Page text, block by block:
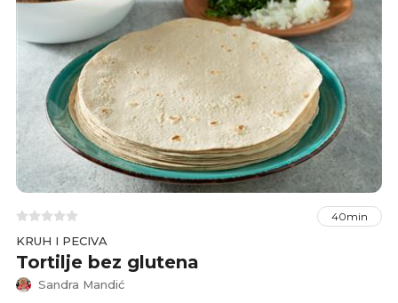
40min
KRUH I PECIVA
Tortilje bez glutena
Sandra Mandić